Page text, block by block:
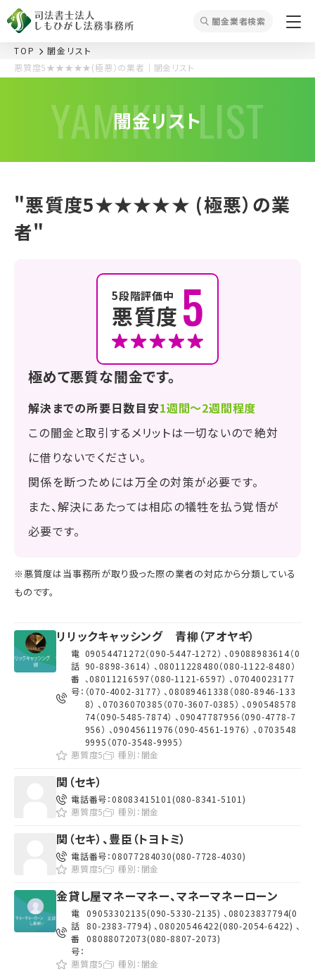
闇⾦業者検索
YAMIKIN LIST
闇⾦リスト
悪質度5★★★★★(極悪）の業者｜闇金リスト
TOP 闇⾦リスト
"悪質度5★★★★★ (極悪）の業
者"
5段階評価中
悪質度 5
極めて悪質な闇金です。
解決までの所要日数目安1週間～2週間程度
この闇金と取引するメリットは一切ないので絶対
に借りないでください。
関係を断つためには万全の対策が必要です。
また、解決にあたっては相応の犠牲を払う覚悟が
必要です。
※悪質度は当事務所が取り扱った際の業者の対応から分類している
ものです。
リリックキャッシング 青柳（アオヤギ）
電
話
番
号：
09054471272（090-5447-1272） 、09088983614（0
90-8898-3614） 、08011228480（080-1122-8480）
、08011216597（080-1121-6597） 、07040023177
（070-4002-3177） 、08089461338（080-8946-133
8） 、07036070385（070-3607-0385） 、090548578
74（090-5485-7874） 、09047787956（090-4778-7
956） 、09045611976（090-4561-1976） 、0703548
9995（070-3548-9995）
悪質度5
種別： 闇金
関（セキ）
電話番号：08083415101(080-8341-5101)
悪質度5
種別： 闇金
関（セキ）、豊臣（トヨトミ）
電話番号：08077284030(080-7728-4030)
悪質度5
種別： 闇金
金貸し屋マネーマネー、マネーマネーローン
電
話
番
号：
09053302135(090-5330-2135) 、08023837794(0
80-2383-7794) 、08020546422(080-2054-6422) 、
08088072073(080-8807-2073)
悪質度5 種別： 闇金